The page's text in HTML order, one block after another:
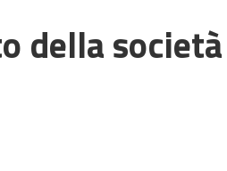
della società